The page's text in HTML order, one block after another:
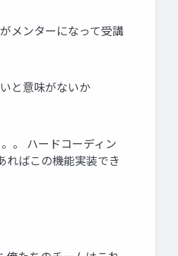
メンターになって受講
と意味がないか
。 ハードコーディン
ればこの機能実装でき